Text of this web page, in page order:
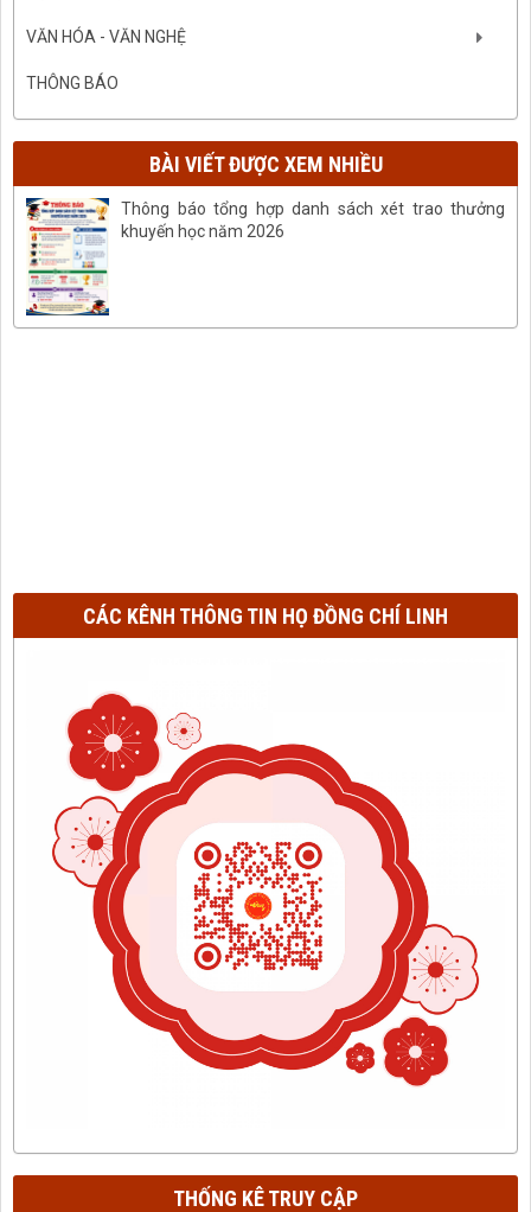
VĂN HÓA - VĂN NGHỆ
THÔNG BÁO
BÀI VIẾT ĐƯỢC XEM NHIỀU
Thông báo tổng hợp danh sách xét trao thưởng
khuyến học năm 2026
CÁC KÊNH THÔNG TIN HỌ ĐỒNG CHÍ LINH
THỐNG KÊ TRUY CẬP